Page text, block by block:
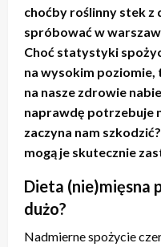
choćby roślinny stek
spróbować w
Choć statystyki
na wysokim poziomie,
na nasze zdrowie
naprawdę potrzebuje
zaczyna nam
mogą je skutecznie
Dieta (nie)mięsna
dużo?
Nadmierne spożycie